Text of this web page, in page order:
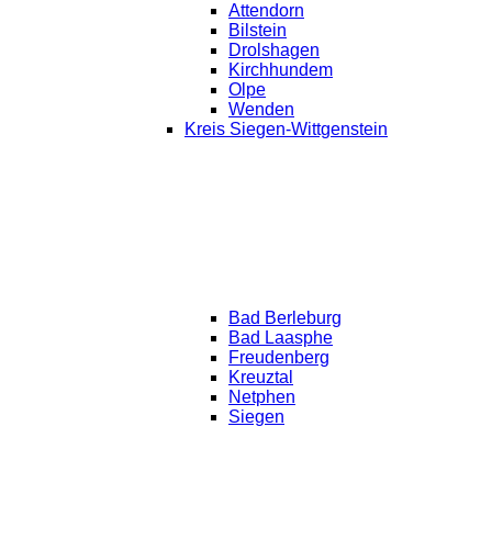
Attendorn
Bilstein
Drolshagen
Kirchhundem
Olpe
Wenden
Kreis Siegen-Wittgenstein
Bad Berleburg
Bad Laasphe
Freudenberg
Kreuztal
Netphen
Siegen